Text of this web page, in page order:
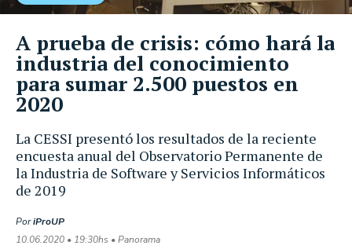
La CESSI presentó los resultados de la reciente
encuesta anual del Observatorio Permanente de
la Industria de Software y Servicios Informáticos
de 2019
PoriProUP
10.06.2020 • 19:30hs • Panorama
A prueba de crisis: cómo hará la
industria del conocimiento
para sumar 2.500 puestos en
2020